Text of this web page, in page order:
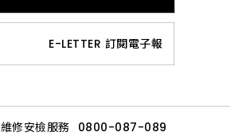
E-LETTER 訂閱電子報
維修安檢服務 0800-087-089